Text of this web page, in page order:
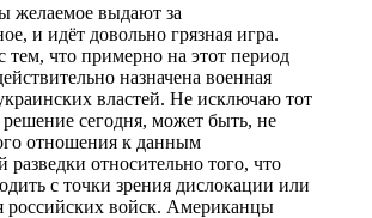
желаемое выдают за
и идёт довольно грязная игра.
тем, что примерно на этот период
назначена военная
властей. Не исключаю тот
решение сегодня, может быть, не
отношения к данным
разведки относительно того, что
с точки зрения дислокации или
российских войск. Американцы